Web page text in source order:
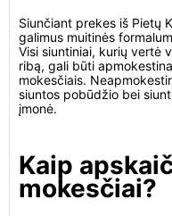
Siunčiant prekes iš Pietų
galimus muitinės
Visi siuntiniai, kurių vertė
ribą, gali būti
mokesčiais.
siuntos pobūdžio bei
įmonė.
Kaip
mokesčiai?